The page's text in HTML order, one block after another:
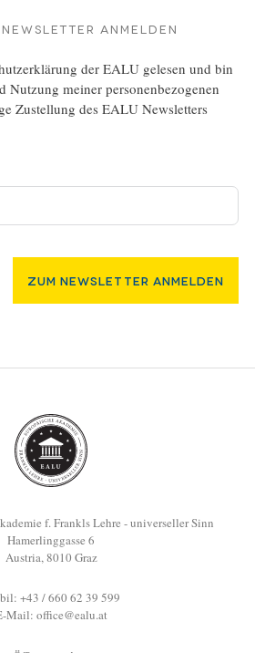
Newsletter anmelden
der EALU gelesen und bin
Nutzung meiner personenbezogenen
Zustellung des EALU Newsletters
Zum Newsletter Anmelden
f. Frankls Lehre - universeller Sinn
Hamerlinggasse 6
Austria, 8010 Graz
+43 / 660 62 39 599
Mail: office@ealu.at